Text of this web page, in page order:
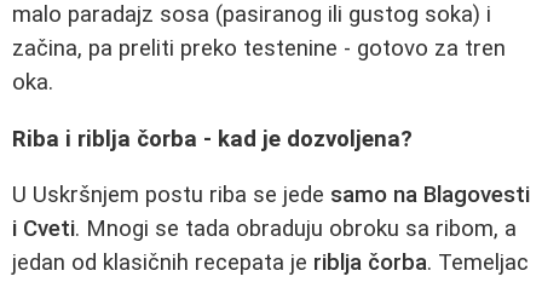
malo paradajz sosa (pasiranog ili gustog soka) i
začina, pa preliti preko testenine - gotovo za tren
oka.
Riba i riblja čorba - kad je dozvoljena?
U Uskršnjem postu riba se jede samo na Blagovesti
i Cveti. Mnogi se tada obraduju obroku sa ribom, a
jedan od klasičnih recepata je riblja čorba. Temeljac